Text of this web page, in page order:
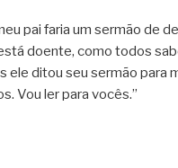
pai faria um sermão de
doente, como todos
ele ditou seu sermão para
Vou ler para vocês.”